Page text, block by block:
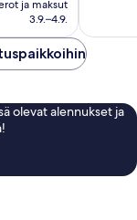
89 €
ja maksut
3.9.–4.9.
olevat alennukset ja